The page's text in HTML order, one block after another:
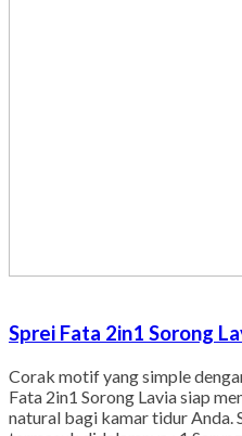
Sprei Fata 2in1 Sorong
Corak motif yang simple
Fata 2in1 Sorong Lavia siap
natural bagi kamar tidur Anda.